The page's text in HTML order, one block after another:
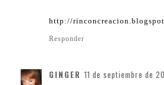
http://
Responder
GINGER 11 de septiembre de